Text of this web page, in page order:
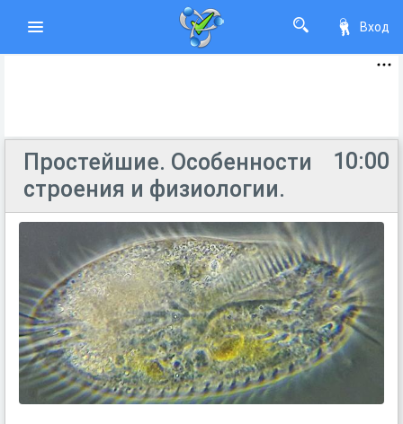
Вход
10:00
Простейшие. Особенности
строения и физиологии.